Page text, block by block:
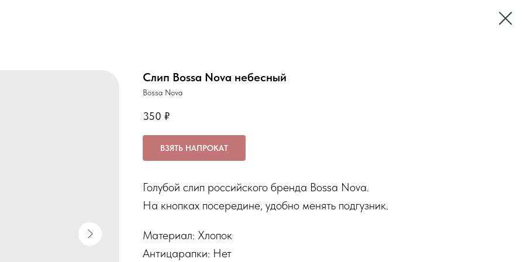
Слип Bossa Nova небесный
Bossa Nova
350 ₽
ВЗЯТЬ НАПРОКАТ
Голубой слип российского бренда Bossa Nova.
На кнопках посередине, удобно менять подгузник.
Материал: Хлопок
Антицарапки: Нет